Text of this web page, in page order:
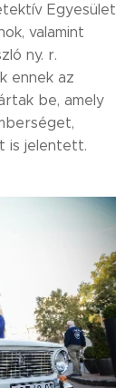
Egyesület
valamint
ny. r.
ennek az
be, amely
is jelentett.